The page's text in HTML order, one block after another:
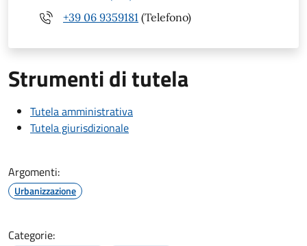
+39 06 9359181 (Telefono)
Strumenti di tutela
Tutela amministrativa
Tutela giurisdizionale
Argomenti:
Urbanizzazione
Categorie: